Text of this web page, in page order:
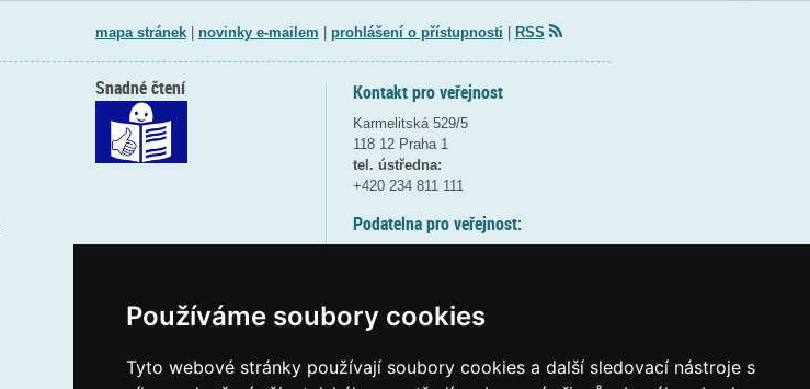
Používáme soubory cookies
Tyto webové stránky používají soubory cookies a další sledovací nástroje s
mapa stránek| novinky e-mailem prohlášení o přístupnosti RSS
Kontakt pro veřejnost
Karmelitská 529/5
118 12 Praha 1
tel. ústředna:
+420 234 811 111
Podatelna pro veřejnost:
(více informací
Snadné čtení